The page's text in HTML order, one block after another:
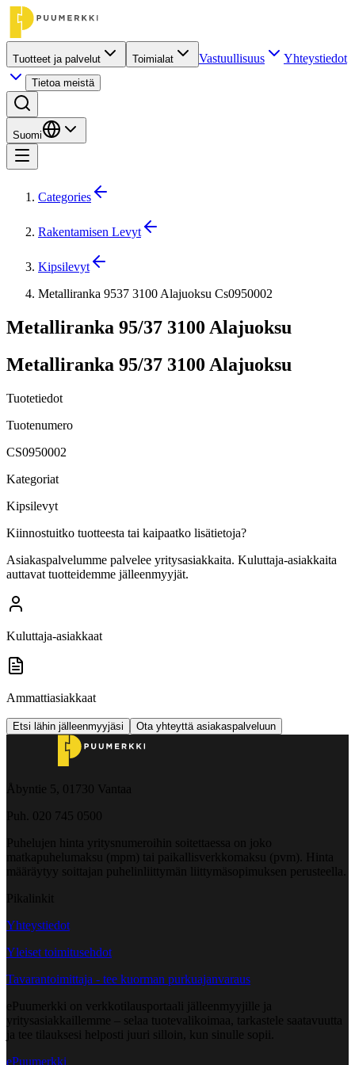
Tuotteet ja palvelut Toimialat Vastuullisuus Yhteystiedot
Tietoa meistä
Suomi
Categories
Rakentamisen Levyt
Kipsilevyt
Metalliranka 9537 3100 Alajuoksu Cs0950002
Metalliranka 95/37 3100 Alajuoksu
Metalliranka 95/37 3100 Alajuoksu
Tuotetiedot
Tuotenumero
CS0950002
Kategoriat
Kipsilevyt
Kiinnostuitko tuotteesta tai kaipaatko lisätietoja?
Asiakaspalvelumme palvelee yritysasiakkaita. Kuluttaja-asiakkaita
auttavat tuotteidemme jälleenmyyjät.
Kuluttaja-asiakkaat
Ammattiasiakkaat
Etsi lähin jälleenmyyjäsi Ota yhteyttä asiakaspalveluun
Åbyntie 5, 01730 Vantaa
Puh. 020 745 0500
Puhelujen hinta yritysnumeroihin soitettaessa on joko
matkapuhelumaksu (mpm) tai paikallisverkkomaksu (pvm). Hinta
määräytyy soittajan puhelinliittymän liittymäsopimuksen perusteella.
Pikalinkit
Yhteystiedot
Yleiset toimitusehdot
Tavarantoimittaja - tee kuorman purkuajanvaraus
ePuumerkki on verkkotilausportaali jälleenmyyjille ja
yritysasiakkaillemme – selaa tuotevalikoimaa, tarkastele saatavuutta
ja tee tilauksesi helposti juuri silloin, kun sinulle sopii.
ePuumerkki